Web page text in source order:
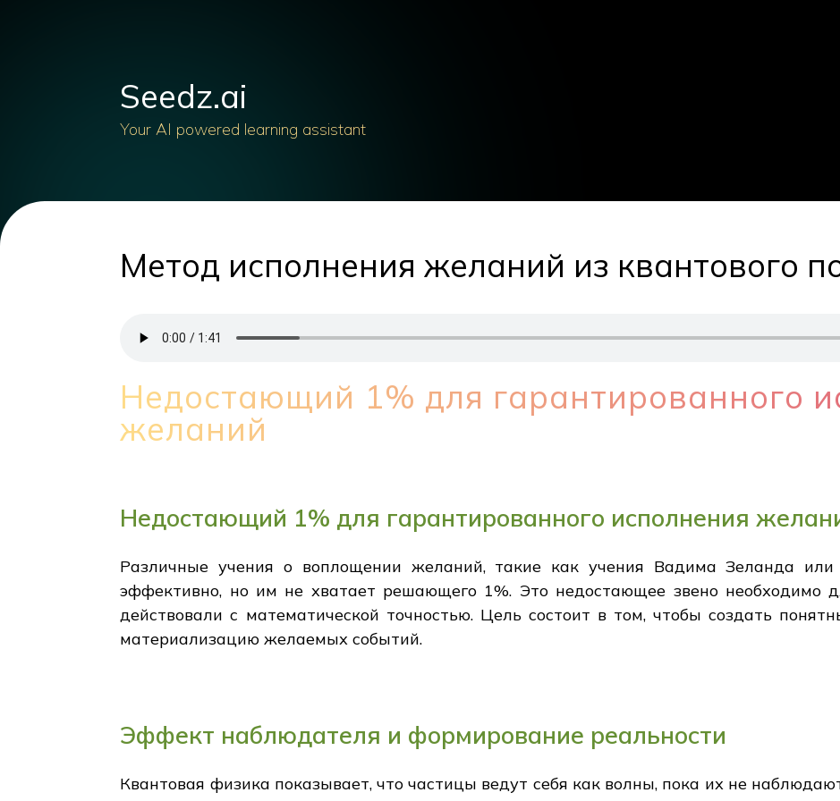
Seedz.ai
Your AI powered learning assistant
Метод исполнения желаний из квантового
Недостающий 1% для гарантированного
желаний
Недостающий 1% для гарантированного исполнения
Различные учения о воплощении желаний, такие как учения Вадима Зеланда
эффективно, но им не хватает решающего 1%. Это недостающее звено необходимо
действовали с математической точностью. Цель состоит в том, чтобы создать
материализацию желаемых событий.
Эффект наблюдателя и формирование реальности
Квантовая физика показывает, что частицы ведут себя как волны, пока их не